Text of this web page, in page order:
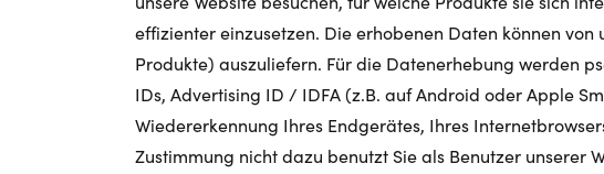
effizienter einzusetzen. Die erhobenen Daten können
Produkte) auszuliefern. Für die Datenerhebung werden
IDs, Advertising ID / IDFA (z.B. auf Android oder Apple
Wiedererkennung Ihres Endgerätes, Ihres
Zustimmung nicht dazu benutzt Sie als Benutzer